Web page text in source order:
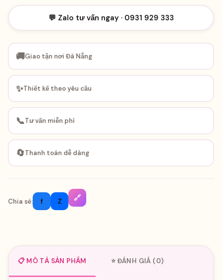
💬 Zalo tư vấn ngay · 0931 929 333
🚚Giao tận nơi Đà Nẵng
✨Thiết kế theo yêu cầu
📞Tư vấn miễn phí
🔄Thanh toán dễ dàng
Chia sẻ: f Z 🔗
📋 MÔ TẢ SẢN PHẨM ⭐ ĐÁNH GIÁ (0)